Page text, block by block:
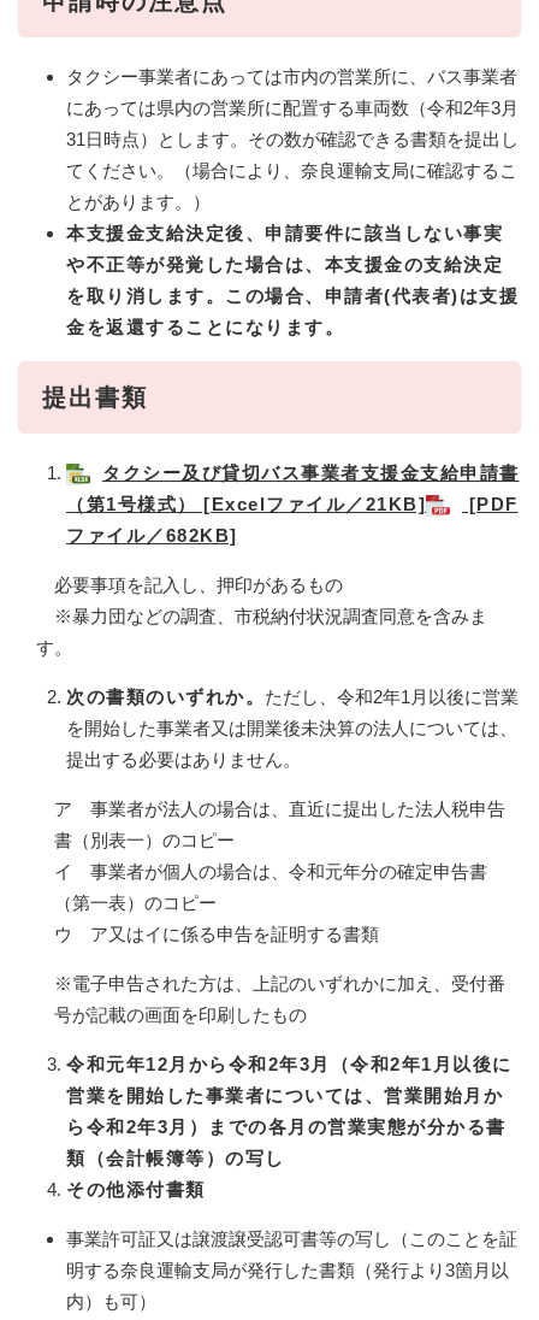
タクシー事業者にあっては市内の営業所に、バス事業者
にあっては県内の営業所に配置する車両数（令和2年3月
31日時点）とします。その数が確認できる書類を提出し
てください。（場合により、奈良運輸支局に確認するこ
とがあります。）
本支援金支給決定後、申請要件に該当しない事実
や不正等が発覚した場合は、本支援金の支給決定
を取り消します。この場合、申請者(代表者)は支援
金を返還することになります。
提出書類
タクシー及び貸切バス事業者支援金支給申請書
（第1号様式） [Excelファイル／21KB]
[PDF
ファイル／682KB]
必要事項を記入し、押印があるもの
※暴力団などの調査、市税納付状況調査同意を含みま
す。
次の書類のいずれか。 ただし、令和2年1月以後に営業
を開始した事業者又は開業後未決算の法人については、
提出する必要はありません。
ア 事業者が法人の場合は、直近に提出した法人税申告
書（別表一）のコピー
イ 事業者が個人の場合は、令和元年分の確定申告書
（第一表）のコピー
ウ ア又はイに係る申告を証明する書類
※電子申告された方は、上記のいずれかに加え、受付番
号が記載の画面を印刷したもの
令和元年12月から令和2年3月（令和2年1月以後に
営業を開始した事業者については、営業開始月か
ら令和2年3月）までの各月の営業実態が分かる書
類（会計帳簿等）の写し
その他添付書類
事業許可証又は譲渡譲受認可書等の写し（このことを証
明する奈良運輸支局が発行した書類（発行より3箇月以
内）も可）